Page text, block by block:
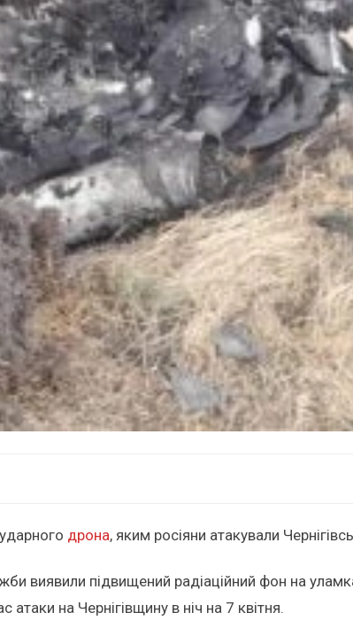
дрона, яким росіяни атакували
виявили підвищений радіаційний фон на
на Чернігівщину в ніч на 7 квітня.